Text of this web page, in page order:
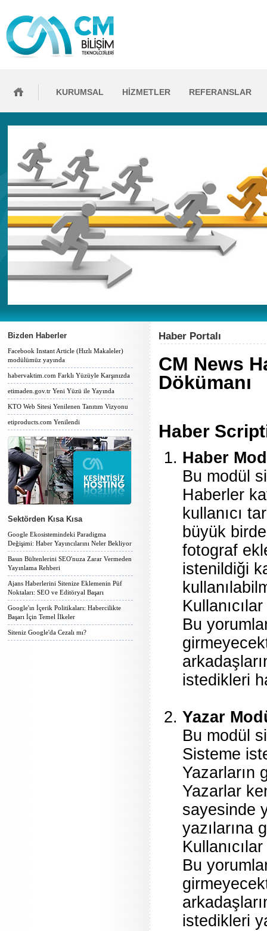
KURUMSAL HİZMETLER REFERANSLAR
Bizden Haberler
Facebook Instant Article (Hızlı Makaleler)
modülümüz yayında
habervaktim.com Farklı Yüzüyle Karşınızda
etimaden.gov.tr Yeni Yüzü ile Yayında
KTO Web Sitesi Yenilenen Tanıtım Vizyonu
etiproducts.com Yenilendi
Sektörden Kısa Kısa
Google Ekosistemindeki Paradigma
Değişimi: Haber Yayıncılarını Neler Bekliyor
Basın Bültenlerini SEO'nuza Zarar Vermeden
Yayınlama Rehberi
Ajans Haberlerini Sitenize Eklemenin Püf
Noktaları: SEO ve Editöryal Başarı
Google'ın İçerik Politikaları: Habercilikte
Başarı İçin Temel İlkeler
Siteniz Google'da Cezalı mı?
Haber Portalı
CM News
Dökümanı
Haber
Haber
Bu modül
Haberler
kullanıcı
büyük
fotograf
istenildiği
Bu
istedikleri
Yazar
Bu modül
Sisteme
Yazarların
Yazarlar
sayesinde
yazılarına
Bu
istedikleri